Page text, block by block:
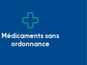
Médicaments sans
ordonnance